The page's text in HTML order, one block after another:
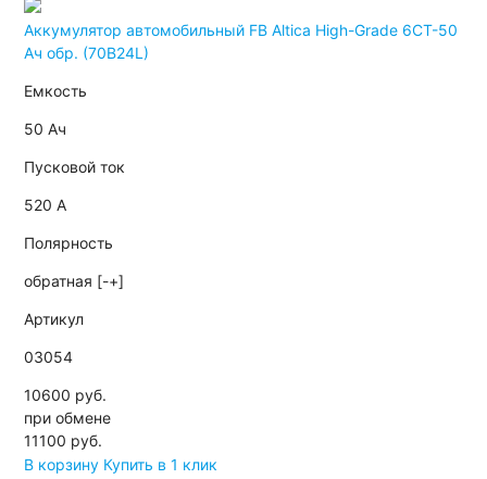
Аккумулятор автомобильный FB Altica High-Grade 6СТ-50
Ач обр. (70B24L)
Емкость
50 Ач
Пусковой ток
520 А
Полярность
обратная [-+]
Артикул
03054
10600 руб.
при обмене
11100 руб.
В корзину Купить в 1 клик